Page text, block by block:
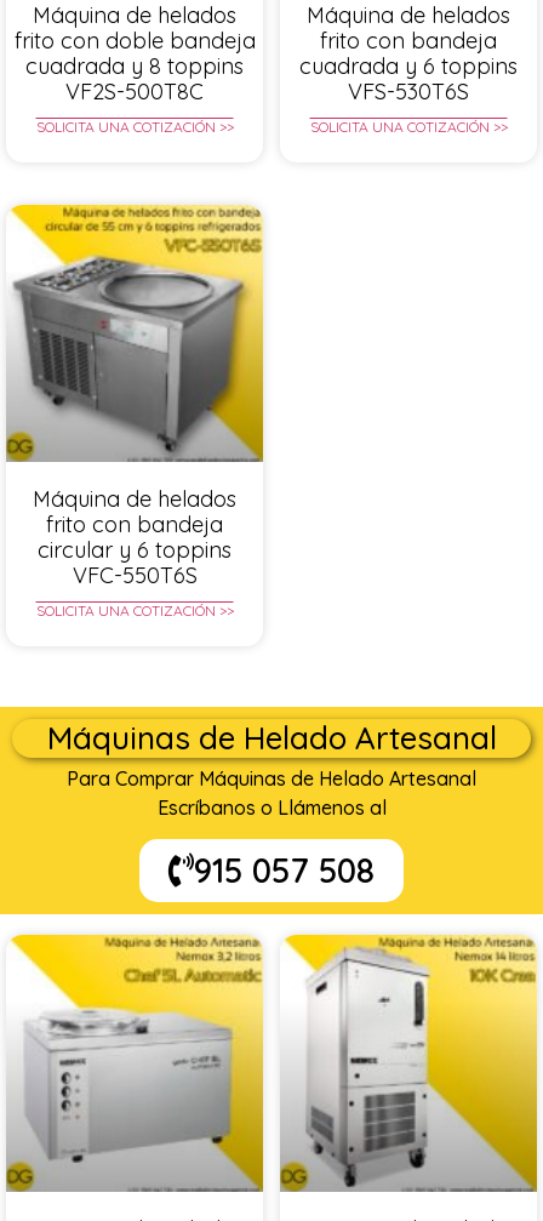
Máquina de helados
frito con doble bandeja
cuadrada y 8 toppins
VF2S-500T8C
SOLICITA UNA COTIZACIÓN >>
Máquina de helados
frito con bandeja
cuadrada y 6 toppins
VFS-530T6S
SOLICITA UNA COTIZACIÓN >>
Máquina de helados
frito con bandeja
circular y 6 toppins
VFC-550T6S
SOLICITA UNA COTIZACIÓN >>
Máquinas de Helado Artesanal
Para Comprar Máquinas de Helado Artesanal
Escríbanos o Llámenos al
915 057 508